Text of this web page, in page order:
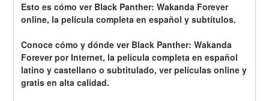
Esto es cómo ver Black Panther: Wakanda Forever
online, la película completa en español y subtítulos.
Conoce cómo y dónde ver Black Panther: Wakanda
Forever por Internet, la película completa en español
latino y castellano o subtitulado, ver películas online y
gratis en alta calidad.